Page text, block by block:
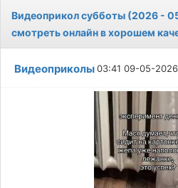
Видеоприкол субботы (2026 -
смотреть онлайн в хорошем
Видеоприколы03:41 09-05-